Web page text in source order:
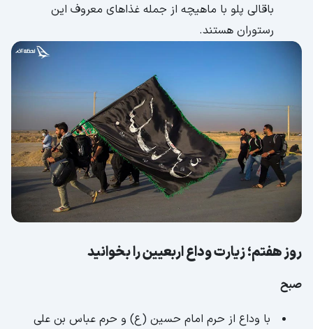
باقالی پلو با ماهیچه از جمله غذاهای معروف این
رستوران هستند.
روز هفتم؛ زیارت وداع اربعیین را بخوانید
صبح
با وداع از حرم امام حسین (ع) و حرم عباس بن علی